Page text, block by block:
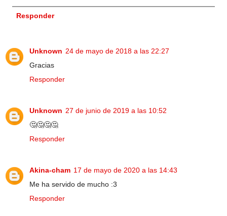
Responder
Unknown 24 de mayo de 2018 a las 22:27
Gracias
Responder
Unknown 27 de junio de 2019 a las 10:52
🤔🤔🤔🤔
Responder
Akina-cham 17 de mayo de 2020 a las 14:43
Me ha servido de mucho :3
Responder